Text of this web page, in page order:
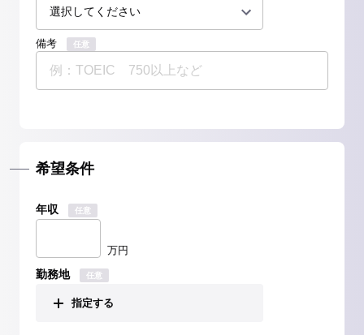
備考 任意
希望条件
年収 任意
万円
勤務地 任意
指定する